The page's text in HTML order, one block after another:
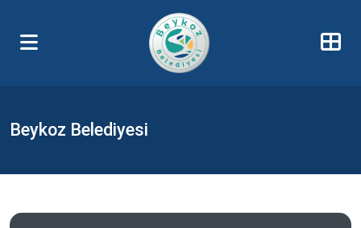
Beykoz Belediyesi